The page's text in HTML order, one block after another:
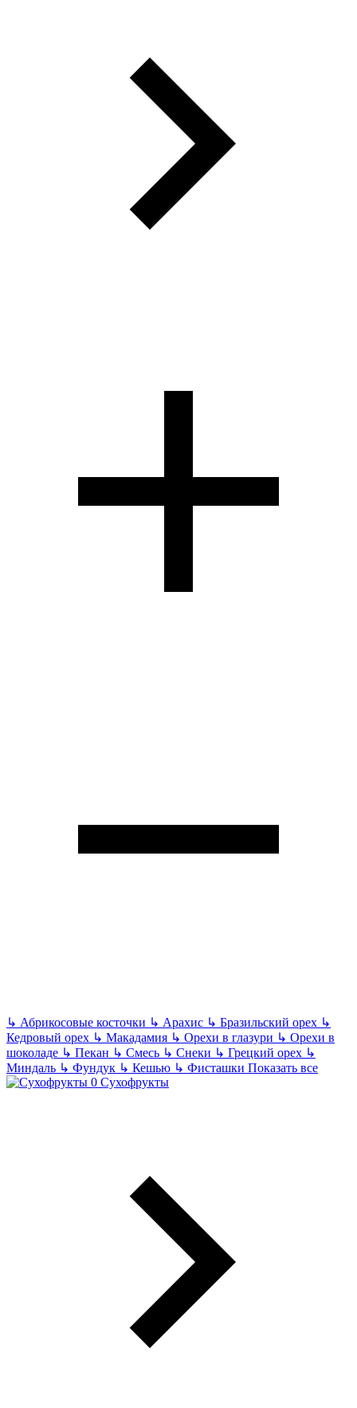
↳ Абрикосовые косточки ↳ Арахис ↳ Бразильский орех ↳
Кедровый орех ↳ Макадамия ↳ Орехи в глазури ↳ Орехи в
шоколаде ↳ Пекан ↳ Смесь ↳ Снеки ↳ Грецкий орех ↳
Миндаль ↳ Фундук ↳ Кешью ↳ Фисташки Показать все
Сухофрукты